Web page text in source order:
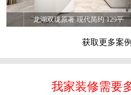
龙湖双珑原著 现代简约 129平
获取更多案
我家装修需要